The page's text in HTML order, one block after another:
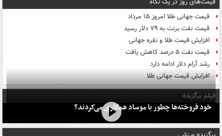
قیمت جهانی طلا امروز ۱۵ مرداد
قیمت نفت برنت به ۷۹ دلار رسید
افزایش قیمت طلا و نقره جهانی
قیمت نفت ۵ درصد کاهش یافت
رشد آرام دلار ادامه دارد
افزایش قیمت جهانی طلا
فیلم برگزیده
خود فروخته‌ها چطور با موساد همکاری می‌کردند؟